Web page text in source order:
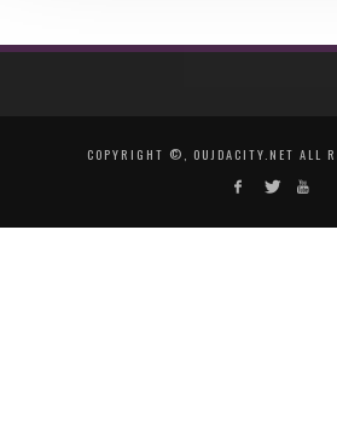
COPYRIGHT ©, OUJDACITY.NET ALL